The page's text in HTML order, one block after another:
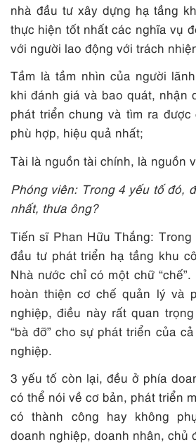
nhà đầu tư xây dựng hạ tầng
thực hiện tốt nhất các nghĩa vụ
với người lao động với trách
Tầm là tầm nhìn của người
khi đánh giá và bao quát, nhận
phát triển chung và tìm ra
phù hợp, hiệu quả nhất;
Tài là nguồn tài chính, là nguồn
Phóng viên: Trong 4 yếu tố đó,
nhất, thưa ông?
Tiến sĩ Phan Hữu Thắng:
đầu tư phát triển hạ tầng khu
Nhà nước chỉ có một chữ
hoàn thiện cơ chế quản lý và
nghiệp, điều này rất quan
“bà đỡ” cho sự phát triển của
nghiệp.
3 yếu tố còn lại, đều ở phía
có thể nói về cơ bản, phát triển
có thành công hay không
doanh nghiệp, doanh nhân, chủ